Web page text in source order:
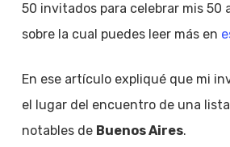
50 invitados para celebrar mis 50
sobre la cual puedes leer más en
En ese artículo expliqué que mi
el lugar del encuentro de una
notables de Buenos Aires.